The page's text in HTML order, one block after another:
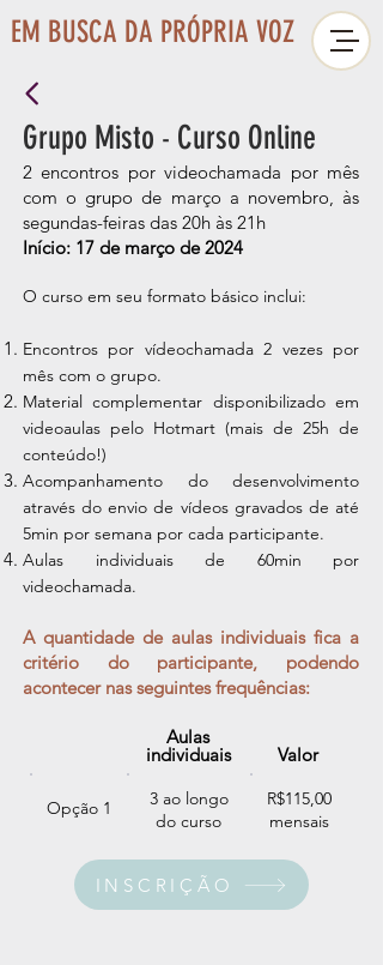
EM BUSCA DA PRÓPRIA VOZ
Grupo Misto - Curso Online
2 encontros por videochamada por mês
com o grupo de março a novembro, às
segundas-feiras das 20h às 21h
Início: 17 de março de 2024
O curso em seu formato básico inclui:
Encontros por vídeochamada 2 vezes por
mês com o grupo.
Material complementar disponibilizado em
videoaulas pelo Hotmart (mais de 25h de
conteúdo!)
Acompanhamento do desenvolvimento
através do envio de vídeos gravados de até
5min por semana por cada participante.
Aulas individuais de 60min por
videochamada.
A quantidade de aulas individuais fica a
critério do participante, podendo
acontecer nas seguintes frequências:
Aulas
individuais Valor
Opção 1
3 ao longo
do curso
R$115,00
mensais
INSCRIÇÃO